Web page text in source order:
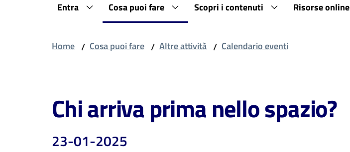
Entra Cosa puoi fare Scopri i contenuti Risorse online
Home / Cosa puoi fare / Altre attività / Calendario eventi
Chi arriva prima nello spazio?
23-01-2025